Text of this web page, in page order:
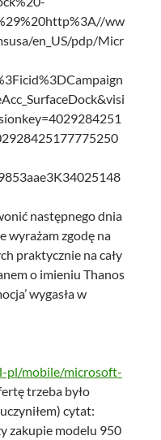
ww
en_US/pdp/Micr
następnego dnia
wyrażam zgodę na
praktycznie na cały
o imieniu Thanos
wygasła w
pl/mobile/microsoft-
trzeba było
cytat:
zakupie modelu 950